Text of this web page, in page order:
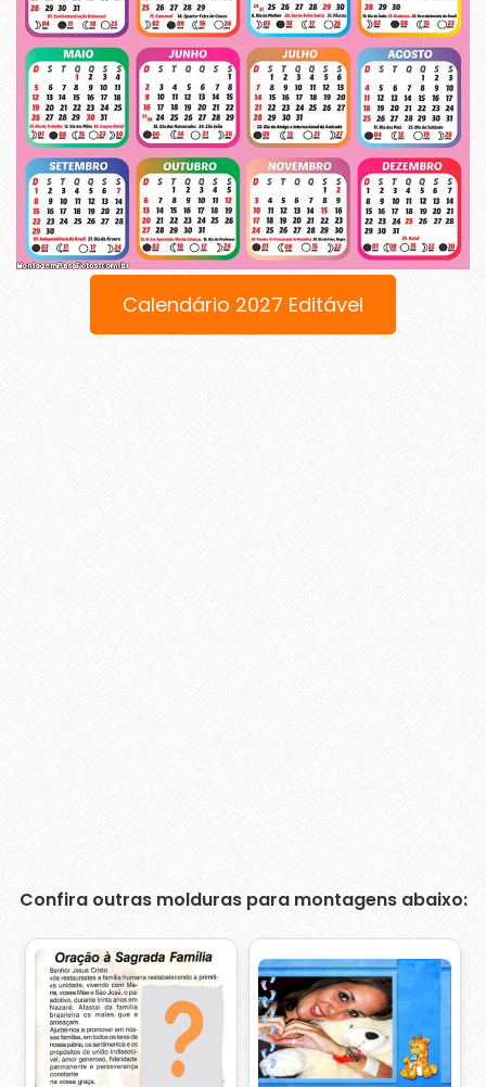
Calendário 2027 Editável
Confira outras molduras para montagens abaixo: